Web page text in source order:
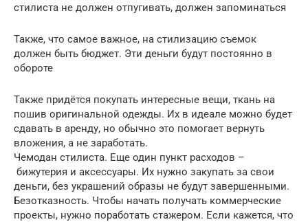
стилиста не должен отпугивать, должен запоминаться
Также, что самое важное, на стилизацию съемок
должен быть бюджет. Эти деньги будут постоянно в
обороте
Также придётся покупать интересные вещи, ткань на
пошив оригинальной одежды. Их в идеале можно будет
сдавать в аренду, но обычно это помогает вернуть
вложения, а не заработать.
Чемодан стилиста. Еще один пункт расходов –
бижутерия и аксессуары. Их нужно закупать за свои
деньги, без украшений образы не будут завершенными.
Безотказность. Чтобы начать получать коммерческие
проекты, нужно поработать стажером. Если кажется, что